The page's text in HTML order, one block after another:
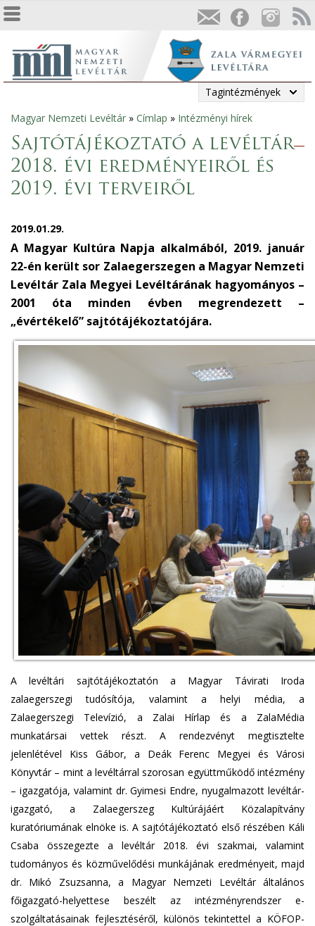
Tagintézmények
Jelenlegi
hely
Magyar Nemzeti Levéltár » Címlap » Intézményi hírek
Sajtótájékoztató a levéltár
2018. évi eredményeiről és
2019. évi terveiről
2019.01.29.
A Magyar Kultúra Napja alkalmából, 2019. január
22-én került sor Zalaegerszegen a Magyar Nemzeti
Levéltár Zala Megyei Levéltárának hagyományos –
2001 óta minden évben megrendezett –
„évértékelő” sajtótájékoztatójára.
A levéltári sajtótájékoztatón a Magyar Távirati Iroda
zalaegerszegi tudósítója, valamint a helyi média, a
Zalaegerszegi Televízió, a Zalai Hírlap és a ZalaMédia
munkatársai vettek részt. A rendezvényt megtisztelte
jelenlétével Kiss Gábor, a Deák Ferenc Megyei és Városi
Könyvtár – mint a levéltárral szorosan együttműködő intézmény
– igazgatója, valamint dr. Gyimesi Endre, nyugalmazott levéltár-
igazgató, a Zalaegerszeg Kultúrájáért Közalapítvány
kuratóriumának elnöke is. A sajtótájékoztató első részében Káli
Csaba összegezte a levéltár 2018. évi szakmai, valamint
tudományos és közművelődési munkájának eredményeit, majd
dr. Mikó Zsuzsanna, a Magyar Nemzeti Levéltár általános
főigazgató-helyettese beszélt az intézményrendszer e-
szolgáltatásainak fejlesztéséről, különös tekintettel a KÖFOP-